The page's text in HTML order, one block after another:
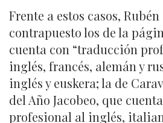
Frente a estos casos, Rubén
contrapuesto los de la
cuenta con “traducción
inglés, francés, alemán y
inglés y euskera; la de
del Año Jacobeo, que
profesional al inglés,